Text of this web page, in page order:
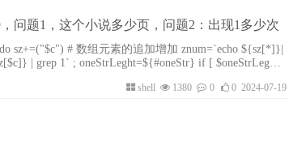
问题1，这个小说多少页，问题2：出现1多少次
shell 1380 0 0 2024-07-19